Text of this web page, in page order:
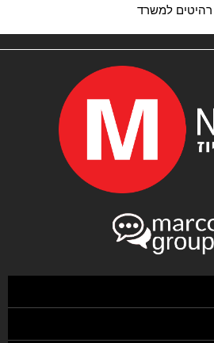
רהיטים למשרד